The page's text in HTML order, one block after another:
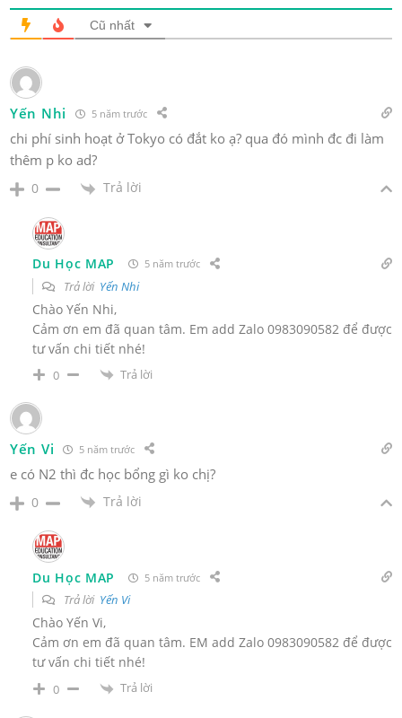
Cũ nhất
Yến Nhi 5 năm trước
chi phí sinh hoạt ở Tokyo có đắt ko ạ? qua đó mình đc đi làm
thêm p ko ad?
0 Trả lời
Du Học MAP 5 năm trước
Trả lời Yến Nhi
Chào Yến Nhi,
Cảm ơn em đã quan tâm. Em add Zalo 0983090582 để được
tư vấn chi tiết nhé!
0 Trả lời
Yến Vi 5 năm trước
e có N2 thì đc học bổng gì ko chị?
0 Trả lời
Du Học MAP 5 năm trước
Trả lời Yến Vi
Chào Yến Vi,
Cảm ơn em đã quan tâm. EM add Zalo 0983090582 để được
tư vấn chi tiết nhé!
0 Trả lời